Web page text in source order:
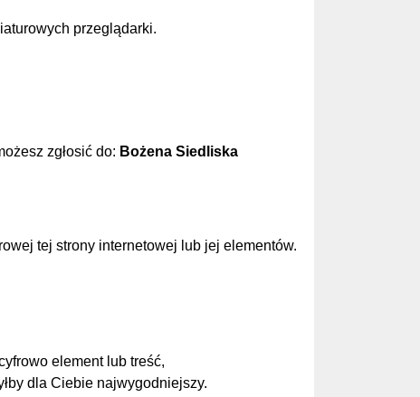
przeglądarki.
zgłosić do: Bożena Siedliska
tej strony internetowej lub jej elementów.
element lub treść,
dla Ciebie najwygodniejszy.